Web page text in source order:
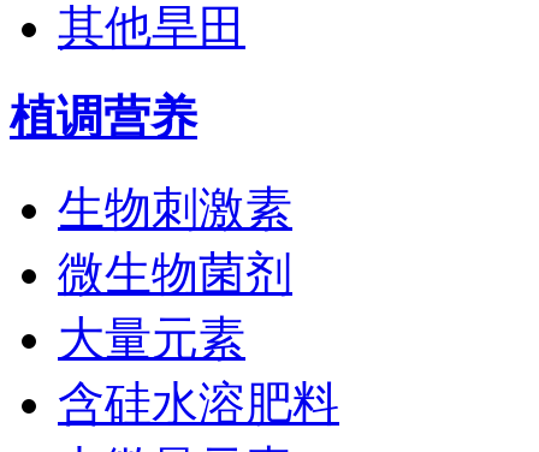
其他旱田
植调营养
生物刺激素
微生物菌剂
大量元素
含硅水溶肥料